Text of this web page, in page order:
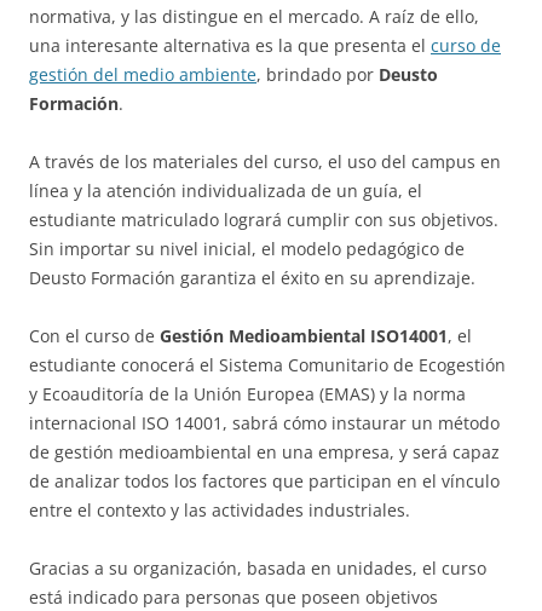
normativa, y las distingue en el mercado. A raíz de ello,
una interesante alternativa es la que presenta el curso de
gestión del medio ambiente, brindado por Deusto
Formación.
A través de los materiales del curso, el uso del campus en
línea y la atención individualizada de un guía, el
estudiante matriculado logrará cumplir con sus objetivos.
Sin importar su nivel inicial, el modelo pedagógico de
Deusto Formación garantiza el éxito en su aprendizaje.
Con el curso de Gestión Medioambiental ISO14001, el
estudiante conocerá el Sistema Comunitario de Ecogestión
y Ecoauditoría de la Unión Europea (EMAS) y la norma
internacional ISO 14001, sabrá cómo instaurar un método
de gestión medioambiental en una empresa, y será capaz
de analizar todos los factores que participan en el vínculo
entre el contexto y las actividades industriales.
Gracias a su organización, basada en unidades, el curso
está indicado para personas que poseen objetivos